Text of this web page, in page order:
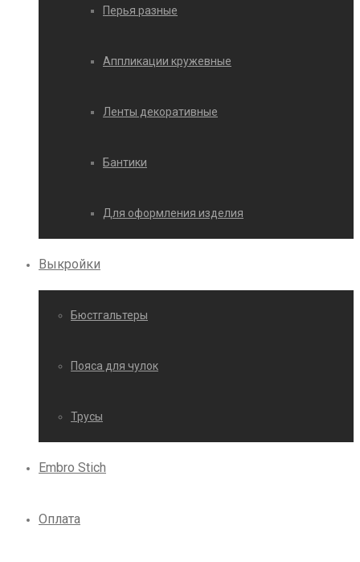
Перья разные
Аппликации кружевные
Ленты декоративные
Бантики
Для оформления изделия
Выкройки
Бюстгальтеры
Пояса для чулок
Трусы
Embro Stich
Оплата